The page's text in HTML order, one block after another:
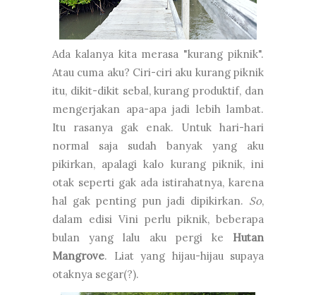
Ada kalanya kita merasa "kurang piknik".
Atau cuma aku? Ciri-ciri aku kurang piknik
itu, dikit-dikit sebal, kurang produktif, dan
mengerjakan apa-apa jadi lebih lambat.
Itu rasanya gak enak. Untuk hari-hari
normal saja sudah banyak yang aku
pikirkan, apalagi kalo kurang piknik, ini
otak seperti gak ada istirahatnya, karena
hal gak penting pun jadi dipikirkan. So,
dalam edisi Vini perlu piknik, beberapa
bulan yang lalu aku pergi ke Hutan
Mangrove. Liat yang hijau-hijau supaya
otaknya segar(?).